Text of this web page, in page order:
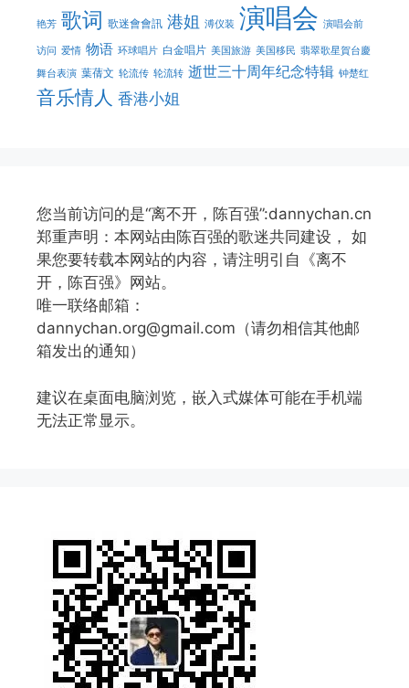
艳芳 歌词 歌迷會會訊 港姐 溥仪装 演唱会 演唱会前
访问 爱情 物语 环球唱片 白金唱片 美国旅游 美国移民 翡翠歌星賀台慶
舞台表演 葉蒨文 轮流传 轮流转 逝世三十周年纪念特辑 钟楚红
音乐情人 香港小姐
您当前访问的是“离不开，陈百强”:dannychan.cn
郑重声明：本网站由陈百强的歌迷共同建设， 如
果您要转载本网站的内容，请注明引自《离不
开，陈百强》网站。
唯一联络邮箱：
dannychan.org@gmail.com（请勿相信其他邮
箱发出的通知）
建议在桌面电脑浏览，嵌入式媒体可能在手机端
无法正常显示。